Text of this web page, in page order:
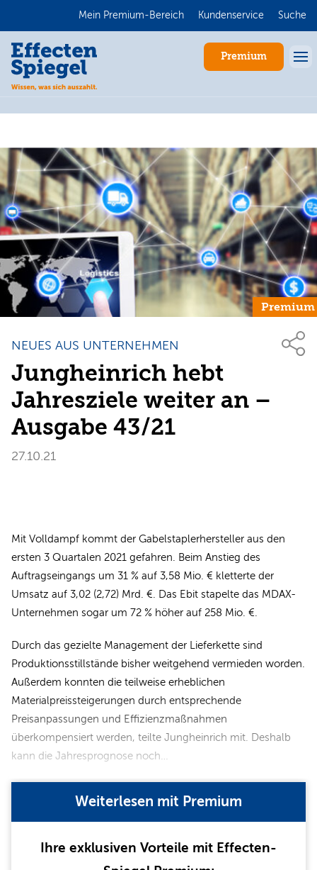
Mein Premium-Bereich Kundenservice Suche
Premium
Premium
NEUES AUS UNTERNEHMEN
Jungheinrich hebt
Jahresziele weiter an –
Ausgabe 43/21
27.10.21
Mit Volldampf kommt der Gabelstaplerhersteller aus den
ersten 3 Quartalen 2021 gefahren. Beim Anstieg des
Auftragseingangs um 31 % auf 3,58 Mio. € kletterte der
Umsatz auf 3,02 (2,72) Mrd. €. Das Ebit stapelte das MDAX-
Unternehmen sogar um 72 % höher auf 258 Mio. €.
Durch das gezielte Management der Lieferkette sind
Produktionsstillstände bisher weitgehend vermieden worden.
Außerdem konnten die teilweise erheblichen
Materialpreissteigerungen durch entsprechende
Preisanpassungen und Effizienzmaßnahmen
überkompensiert werden, teilte Jungheinrich mit. Deshalb
kann die Jahresprognose noch…
Weiterlesen mit Premium
Ihre exklusiven Vorteile mit Effecten-
Anmelden